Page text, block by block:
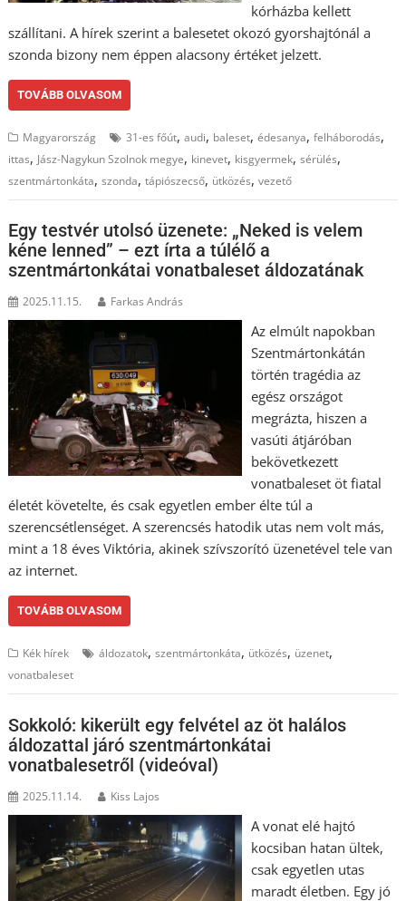
kórházba kellett
szállítani. A hírek szerint a balesetet okozó gyorshajtónál a
szonda bizony nem éppen alacsony értéket jelzett.
TOVÁBB OLVASOM
Magyarország 31-es főút,audi, baleset,édesanya,felháborodás,
ittas, Jász-Nagykun Szolnok megye, kinevet, kisgyermek,sérülés,
szentmártonkáta,szonda,tápiószecső, ütközés,vezető
Egy testvér utolsó üzenete: „Neked is velem
kéne lenned” – ezt írta a túlélő a
szentmártonkátai vonatbaleset áldozatának
2025.11.15. Farkas András
Az elmúlt napokban
Szentmártonkátán
történ tragédia az
egész országot
megrázta, hiszen a
vasúti átjáróban
bekövetkezett
vonatbaleset öt fiatal
életét követelte, és csak egyetlen ember élte túl a
szerencsétlenséget. A szerencsés hatodik utas nem volt más,
mint a 18 éves Viktória, akinek szívszorító üzenetével tele van
az internet.
TOVÁBB OLVASOM
Kék hírek áldozatok,szentmártonkáta, ütközés, üzenet,
vonatbaleset
Sokkoló: kikerült egy felvétel az öt halálos
áldozattal járó szentmártonkátai
vonatbalesetről (videóval)
2025.11.14. Kiss Lajos
A vonat elé hajtó
kocsiban hatan ültek,
csak egyetlen utas
maradt életben. Egy jó